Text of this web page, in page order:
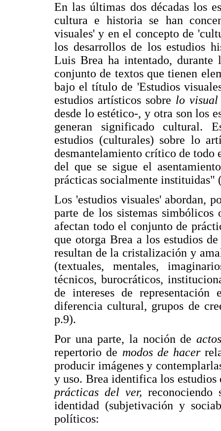
En las últimas dos décadas los
cultura e historia se han
visuales' y en el concepto de
los desarrollos de los estudios
Luis Brea ha intentado,
conjunto de textos que tienen
bajo el título de 'Estudios
estudios artísticos sobre lo
desde lo estético-, y otra son los
generan significado cultural.
estudios (culturales) sobre lo
desmantelamiento crítico de
del que se sigue el
prácticas socialmente instituidas"
Los 'estudios visuales' abordan,
parte de los sistemas
afectan todo el conjunto de
que otorga Brea a los estudios
resultan de la cristalización y
(textuales, mentales,
técnicos, burocráticos,
de intereses de
diferencia cultural, grupos de
p.9).
Por una parte, la noción de
repertorio de modos de hacer
producir imágenes y
y uso. Brea identifica los
prácticas del ver,reconociendo
identidad (subjetivación y
políticos: